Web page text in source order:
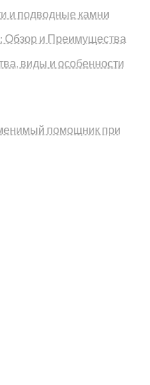
и подводные камни
Обзор и Преимущества
виды и особенности
помощник при